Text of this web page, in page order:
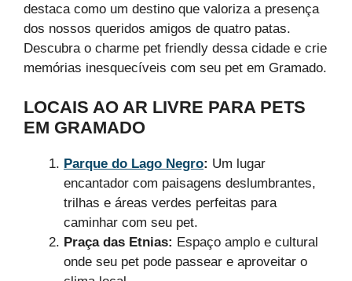
destaca como um destino que valoriza a presença
dos nossos queridos amigos de quatro patas.
Descubra o charme pet friendly dessa cidade e crie
memórias inesquecíveis com seu pet em Gramado.
LOCAIS AO AR LIVRE PARA PETS
EM GRAMADO
Parque do Lago Negro: Um lugar
encantador com paisagens deslumbrantes,
trilhas e áreas verdes perfeitas para
caminhar com seu pet.
Praça das Etnias: Espaço amplo e cultural
onde seu pet pode passear e aproveitar o